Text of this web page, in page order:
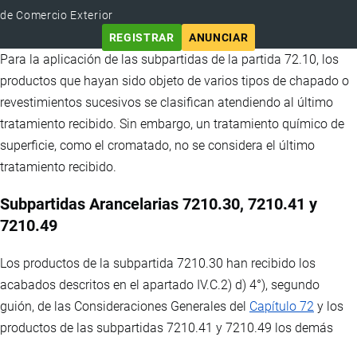
de Comercio Exterior
REGISTRAR
ANUNCIAR
Para la aplicación de las subpartidas de la partida 72.10, los
productos que hayan sido objeto de varios tipos de chapado o
revestimientos sucesivos se clasifican atendiendo al último
tratamiento recibido. Sin embargo, un tratamiento químico de
superficie, como el cromatado, no se considera el último
tratamiento recibido.
Subpartidas Arancelarias 7210.30, 7210.41 y
7210.49
Los productos de la subpartida 7210.30 han recibido los
acabados descritos en el apartado IV.C.2) d) 4°), segundo
guión, de las Consideraciones Generales del Capítulo 72 y los
productos de las subpartidas 7210.41 y 7210.49 los demás